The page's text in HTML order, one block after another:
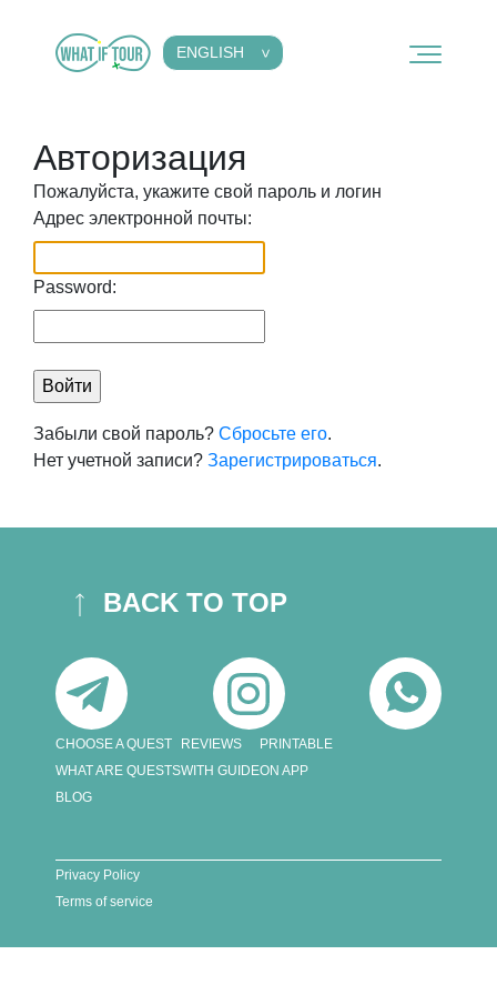
ENGLISH
Авторизация
Пожалуйста, укажите свой пароль и логин
Адрес электронной почты:
Password:
Забыли свой пароль? Сбросьте его.
Нет учетной записи? Зарегистрироваться.
BACK TO TOP
CHOOSE A QUEST
WHAT ARE QUESTS
BLOG
REVIEWS
WITH GUIDE
PRINTABLE
ON APP
Privacy Policy
Terms of service